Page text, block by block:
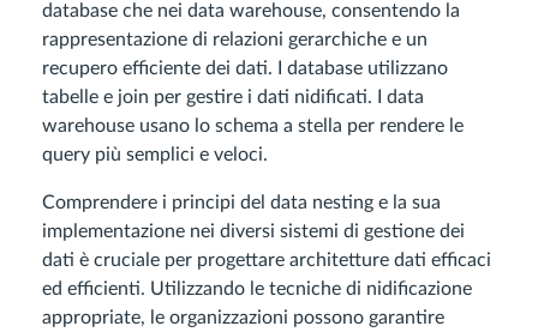
database che nei data warehouse, consentendo la
rappresentazione di relazioni gerarchiche e un
recupero efficiente dei dati. I database utilizzano
tabelle e join per gestire i dati nidificati. I data
warehouse usano lo schema a stella per rendere le
query più semplici e veloci.
Comprendere i principi del data nesting e la sua
implementazione nei diversi sistemi di gestione dei
dati è cruciale per progettare architetture dati efficaci
ed efficienti. Utilizzando le tecniche di nidificazione
appropriate, le organizzazioni possono garantire